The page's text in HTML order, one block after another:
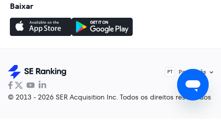
Baixar
PT Português
© 2013 - 2026 SER Acquisition Inc. Todos os direitos reservados